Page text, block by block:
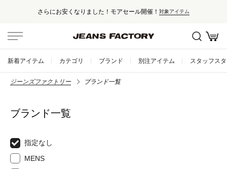
さらにお安くなりました！モアセール開催！ 対象アイテム
新着アイテム カテゴリ ブランド 別注アイテム スタッフス
ジーンズファクトリー ブランド一覧
ブランド一覧
指定なし
MENS